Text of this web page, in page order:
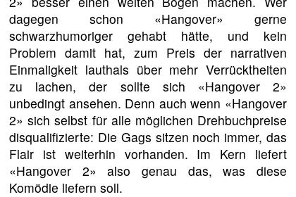
dagegen schon «Hangover» gerne
schwarzhumoriger gehabt hätte, und kein
Problem damit hat, zum Preis der narrativen
Einmaligkeit lauthals über mehr Verrücktheiten
zu lachen, der sollte sich «Hangover 2»
unbedingt ansehen. Denn auch wenn «Hangover
2» sich selbst für alle möglichen Drehbuchpreise
disqualifizierte: Die Gags sitzen noch immer, das
Flair ist weiterhin vorhanden. Im Kern liefert
«Hangover 2» also genau das, was diese
Komödie liefern soll.